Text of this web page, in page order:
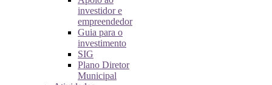
investidor e
empreendedor
Guia para o
investimento
SIG
Plano Diretor
Municipal